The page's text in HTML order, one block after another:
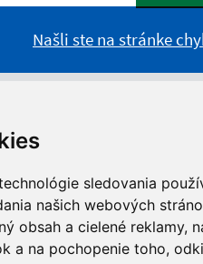
sledovania
našich webových
obsah a cielené reklamy,
a na pochopenie toho,
Našli ste na stránke